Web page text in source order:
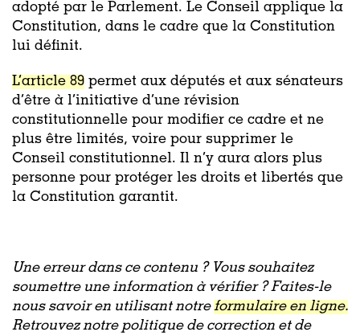
adopté par le Parlement. Le Conseil applique la
Constitution, dans le cadre que la Constitution
lui définit.
L’article 89 permet aux députés et aux sénateurs
d’être à l’initiative d’une révision
constitutionnelle pour modifier ce cadre et ne
plus être limités, voire pour supprimer le
Conseil constitutionnel. Il n’y aura alors plus
personne pour protéger les droits et libertés que
la Constitution garantit.
Une erreur dans ce contenu ? Vous souhaitez
soumettre une information à vérifier ? Faites-le
nous savoir en utilisant notreformulaire en ligne.
Retrouvez notre politique de correction et de